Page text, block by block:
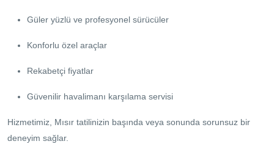
Güler yüzlü ve profesyonel sürücüler
Konforlu özel araçlar
Rekabetçi fiyatlar
Güvenilir havalimanı karşılama servisi
Hizmetimiz, Mısır tatilinizin başında veya sonunda sorunsuz bir
deneyim sağlar.